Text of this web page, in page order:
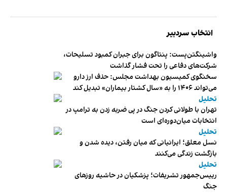
انتخاب سردبیر
واشینگتن‌پست: پنتاگون برای جبران کمبود تسلیحات،
شرکت‌های دفاعی را تحت فشار گذاشت
سخنگوی کمیسیون بهداشت مجلس: حذف ارز دارو
می‌تواند ۱۴۰۶ را به «سال کشتار بیماران» تبدیل کند
تحلیل
تهران با طولانی کردن جنگ در پی ضربه زدن به ترامپ در
انتخابات میان‌دوره‌ای است
تحلیل
نسل معلق؛ ایرانیانی که میان رفتن، دیده شدن و
بازگشت زندگی می‌کنند
تحلیل
رییس‌جمهور تشریفات؛ پزشکیان در حاشیه روزهای
جنگ